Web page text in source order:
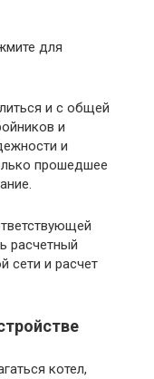
для
и с общей
и
и
прошедшее
расчетный
сети и расчет
котел,